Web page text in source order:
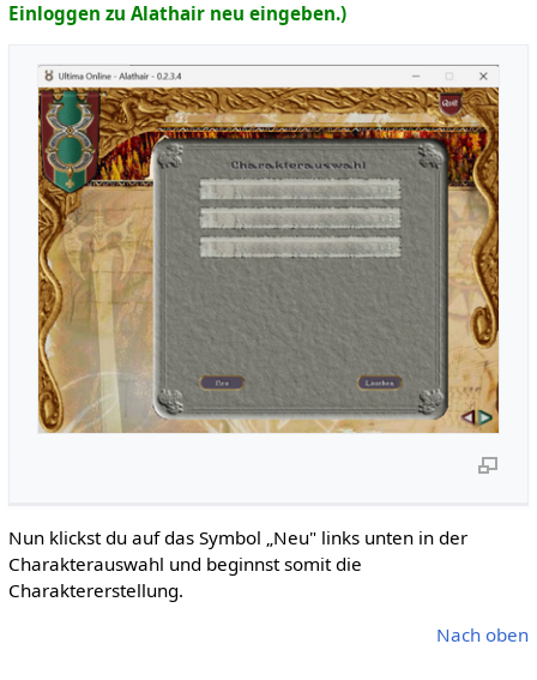
Einloggen zu Alathair neu eingeben.)
Nun klickst du auf das Symbol „Neu" links unten in der
Charakterauswahl und beginnst somit die
Charaktererstellung.
Nach oben